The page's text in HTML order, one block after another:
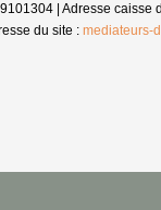
| Adresse caisse
du site : mediateurs-